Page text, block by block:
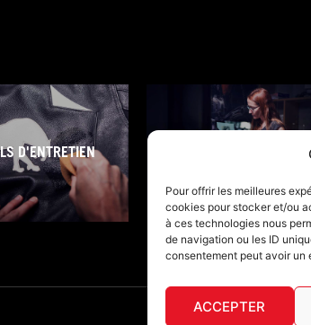
Pour offrir les meilleures
cookies pour stocker et/ou
à ces technologies nous
de navigation ou les ID
consentement peut avoir
ACCEPTER
D'ENTRETIEN CONDITIONS DE